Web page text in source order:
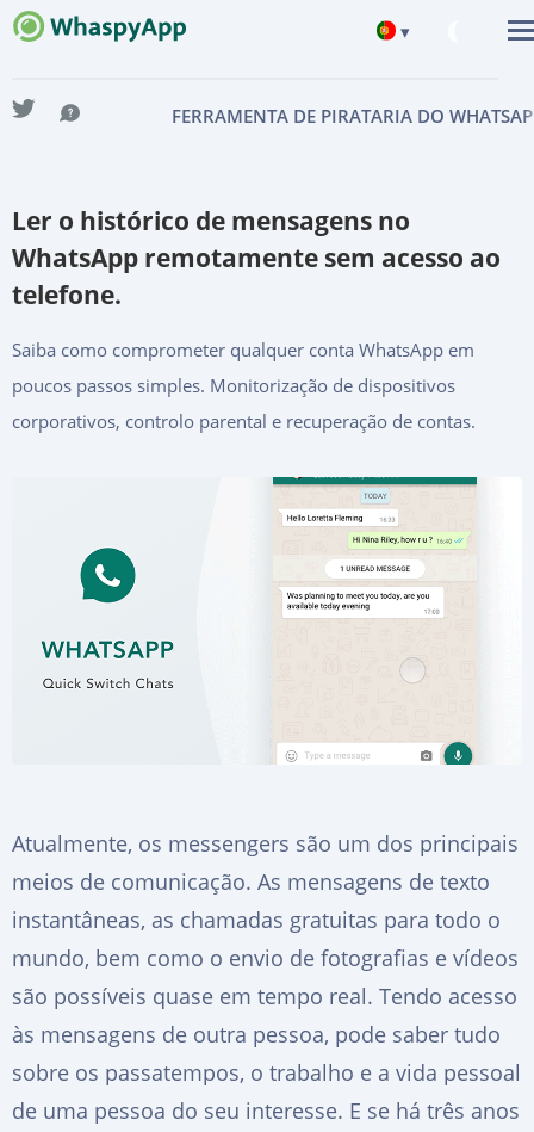
▾
中文
Français
Italiano
Türkçe
FERRAMENTA DE PIRATARIA DO
Ler o histórico de mensagens no
WhatsApp remotamente sem acesso ao
telefone.
Saiba como comprometer qualquer conta WhatsApp em
poucos passos simples. Monitorização de dispositivos
corporativos, controlo parental e recuperação de contas.
Atualmente, os messengers são um dos principais
meios de comunicação. As mensagens de texto
instantâneas, as chamadas gratuitas para todo o
mundo, bem como o envio de fotografias e vídeos
são possíveis quase em tempo real. Tendo acesso
às mensagens de outra pessoa, pode saber tudo
sobre os passatempos, o trabalho e a vida pessoal
de uma pessoa do seu interesse. E se há três anos